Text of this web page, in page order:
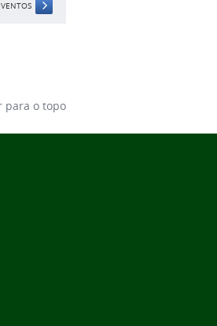
para o topo